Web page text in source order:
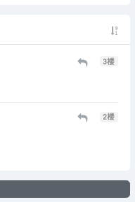
3楼
2楼